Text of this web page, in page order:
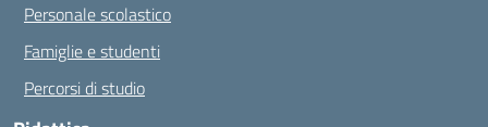
Personale scolastico
Famiglie e studenti
Percorsi di studio